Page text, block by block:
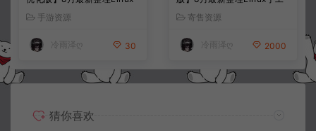
手工服务端+CDK授权后台
+全资源安卓+详细搭建教程
+视频教程
手游资源
冷雨泽ღ 30
服务端+前后端全套源码+CD
K授权后台+安卓苹果双端
+详细搭建教程+视频教程
寄售资源
冷雨泽ღ 2000
猜你喜欢